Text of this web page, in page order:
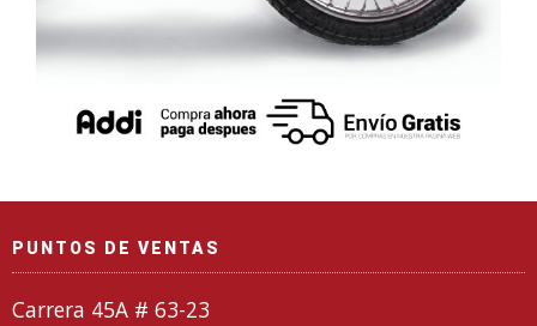
PUNTOS DE VENTAS
Carrera 45A # 63-23